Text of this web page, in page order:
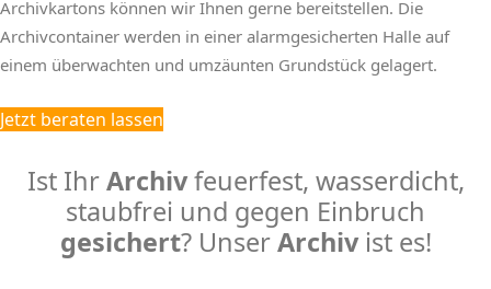
Archivkartons können wir Ihnen gerne bereitstellen. Die
Archivcontainer werden in einer alarmgesicherten Halle auf
einem überwachten und umzäunten Grundstück gelagert.
Jetzt beraten lassen
Ist IhrArchivfeuerfest, wasserdicht,
staubfrei und gegen Einbruch
gesichert? UnserArchiv ist es!